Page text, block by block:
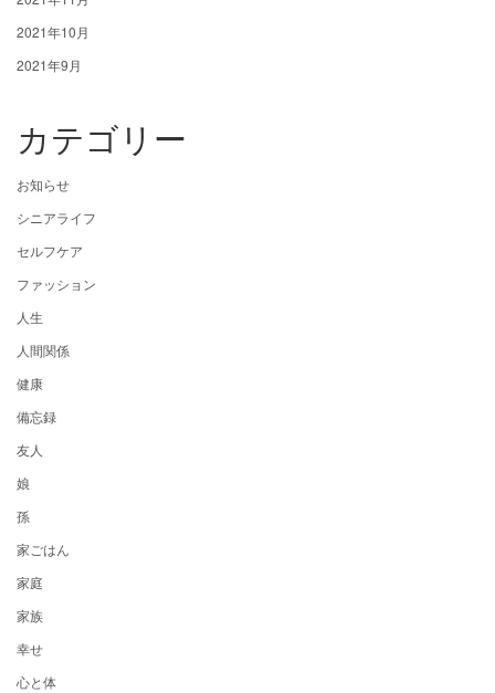
2021年10月
2021年9月
カテゴリー
お知らせ
シニアライフ
セルフケア
ファッション
人生
人間関係
健康
備忘録
友人
娘
孫
家ごはん
家庭
家族
幸せ
心と体